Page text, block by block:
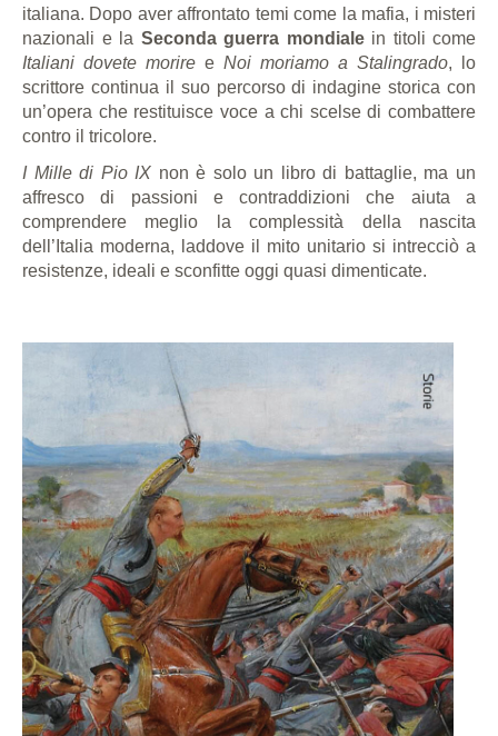
italiana. Dopo aver affrontato temi come la mafia, i misteri
nazionali e la Seconda guerra mondialein titoli come
Italiani dovete morire e Noi moriamo a Stalingrado, lo
scrittore continua il suo percorso di indagine storica con
un’opera che restituisce voce a chi scelse di combattere
contro il tricolore.
I Mille di Pio IX non è solo un libro di battaglie, ma un
affresco di passioni e contraddizioni che aiuta a
comprendere meglio la complessità della nascita
dell’Italia moderna, laddove il mito unitario si intrecciò a
resistenze, ideali e sconfitte oggi quasi dimenticate.